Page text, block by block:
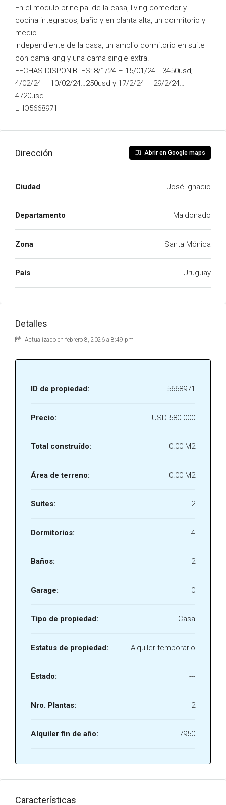
En el modulo principal de la casa, living comedor y
cocina integrados, baño y en planta alta, un dormitorio y
medio.
Independiente de la casa, un amplio dormitorio en suite
con cama king y una cama single extra.
FECHAS DISPONIBLES: 8/1/24 – 15/01/24… 3450usd;
4/02/24 – 10/02/24…250usd y 17/2/24 – 29/2/24…
4720usd
LHO5668971
Dirección Abrir en Google maps
Ciudad José Ignacio
Departamento Maldonado
Zona Santa Mónica
País Uruguay
Detalles
Actualizado en febrero 8, 2026 a 8:49 pm
ID de propiedad: 5668971
Precio: USD 580.000
Total construído: 0.00 M2
Área de terreno: 0.00 M2
Suites: 2
Dormitorios: 4
Baños: 2
Garage: 0
Tipo de propiedad: Casa
Estatus de propiedad: Alquiler temporario
Estado: ---
Nro. Plantas: 2
Alquiler fin de año: 7950
Características